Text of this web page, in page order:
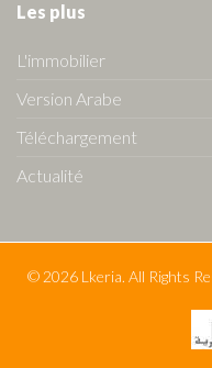
Les plus
L'immobilier
Version Arabe
Téléchargement
Actualité
© 2026 Lkeria. All Rights